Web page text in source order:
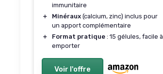
immunitaire
＋
Minéraux (calcium, zinc) inclus pour
un apport complémentaire
＋
Format pratique : 15 gélules, facile à
emporter
Voir l'offre